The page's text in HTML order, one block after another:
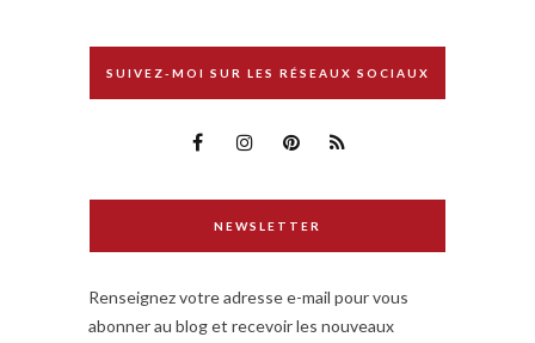
SUIVEZ-MOI SUR LES RÉSEAUX SOCIAUX
NEWSLETTER
Renseignez votre adresse e-mail pour vous
abonner au blog et recevoir les nouveaux